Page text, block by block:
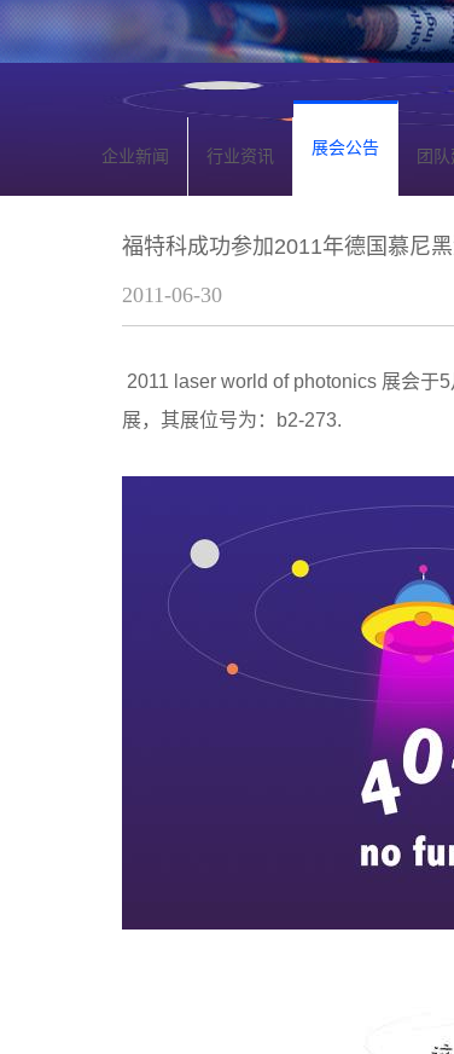
企业新闻 行业资讯 展会公告 团
福特科成功参加2011年德国慕尼
2011-06-30
2011 laser world of photonics 展会于
展，其展位号为：b2-273.